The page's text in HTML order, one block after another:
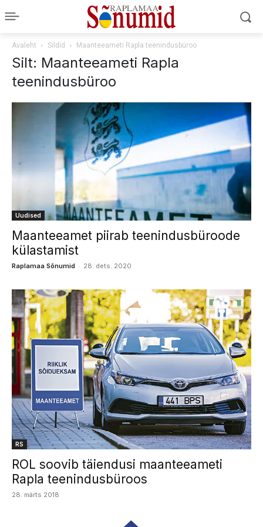
Avaleht Sildid Maanteeameti Rapla teenindusbüroo
Silt: Maanteeameti Rapla
teenindusbüroo
Uudised
Maanteeamet piirab teenindusbüroode
külastamist
Raplamaa Sõnumid - 28. dets. 2020
RS
ROL soovib täiendusi maanteeameti
Rapla teenindusbüroos
28. märts 2018